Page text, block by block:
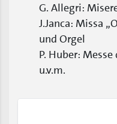
G. Allegri:
J.Janca: Missa
und Orgel
P. Huber:
u.v.m.